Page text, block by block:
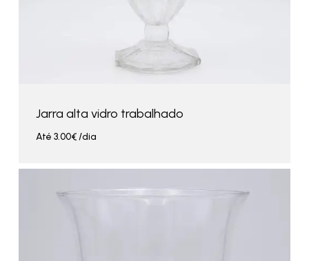
Jarra alta vidro trabalhado
Até 3.00€/dia